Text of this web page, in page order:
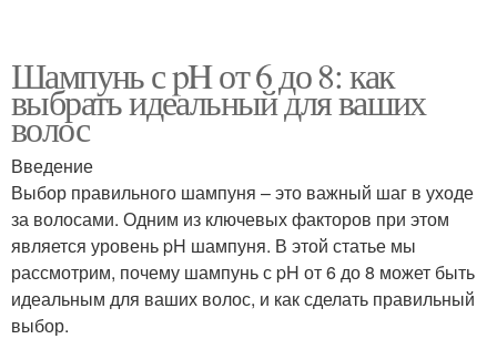
Шампунь с pH от 6 до 8: как
выбрать идеальный для ваших
волос
Введение
Выбор правильного шампуня – это важный шаг в уходе
за волосами. Одним из ключевых факторов при этом
является уровень pH шампуня. В этой статье мы
рассмотрим, почему шампунь с pH от 6 до 8 может быть
идеальным для ваших волос, и как сделать правильный
выбор.